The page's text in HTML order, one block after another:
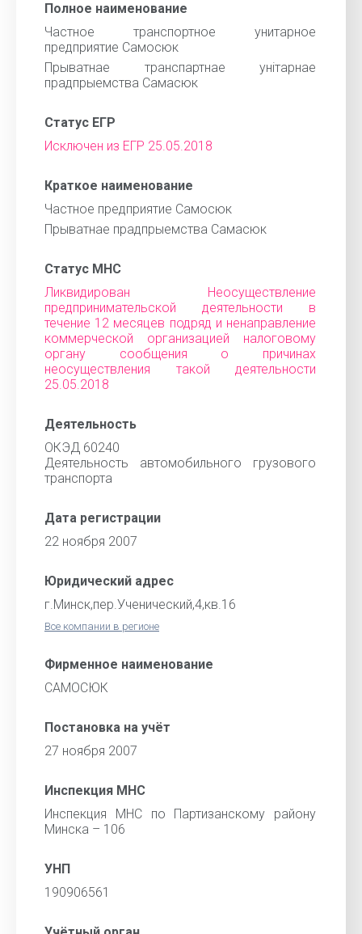
Полное наименование
Частное транспортное унитарное
предприятие Самосюк
Прыватнае транспартнае унiтарнае
прадпрыемства Самасюк
Статус ЕГР
Исключен из ЕГР 25.05.2018
Краткое наименование
Частное предприятие Самосюк
Прыватнае прадпрыемства Самасюк
Статус МНС
Ликвидирован Неосуществление
предпринимательской деятельности в
течение 12 месяцев подряд и ненаправление
коммерческой организацией налоговому
органу сообщения о причинах
неосуществления такой деятельности
25.05.2018
Деятельность
ОКЭД 60240
Деятельность автомобильного грузового
транспорта
Дата регистрации
22 ноября 2007
Юридический адрес
г.Минск,пер.Ученический,4,кв.16
Все компании в регионе
Фирменное наименование
САМОСЮК
Постановка на учёт
27 ноября 2007
Инспекция МНС
Инспекция МНС по Партизанскому району
Минска – 106
УНП
190906561